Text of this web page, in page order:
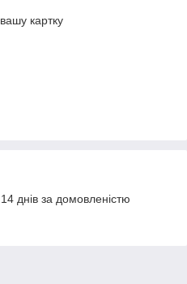
картку
днів за домовленістю